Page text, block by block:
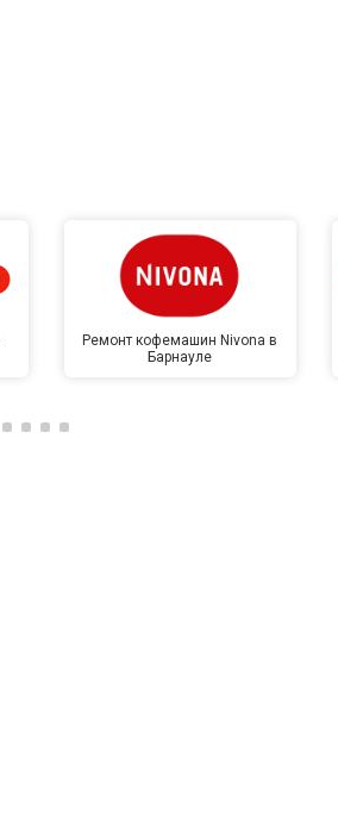
Ремонт кофемашин Nivona в
Барнауле